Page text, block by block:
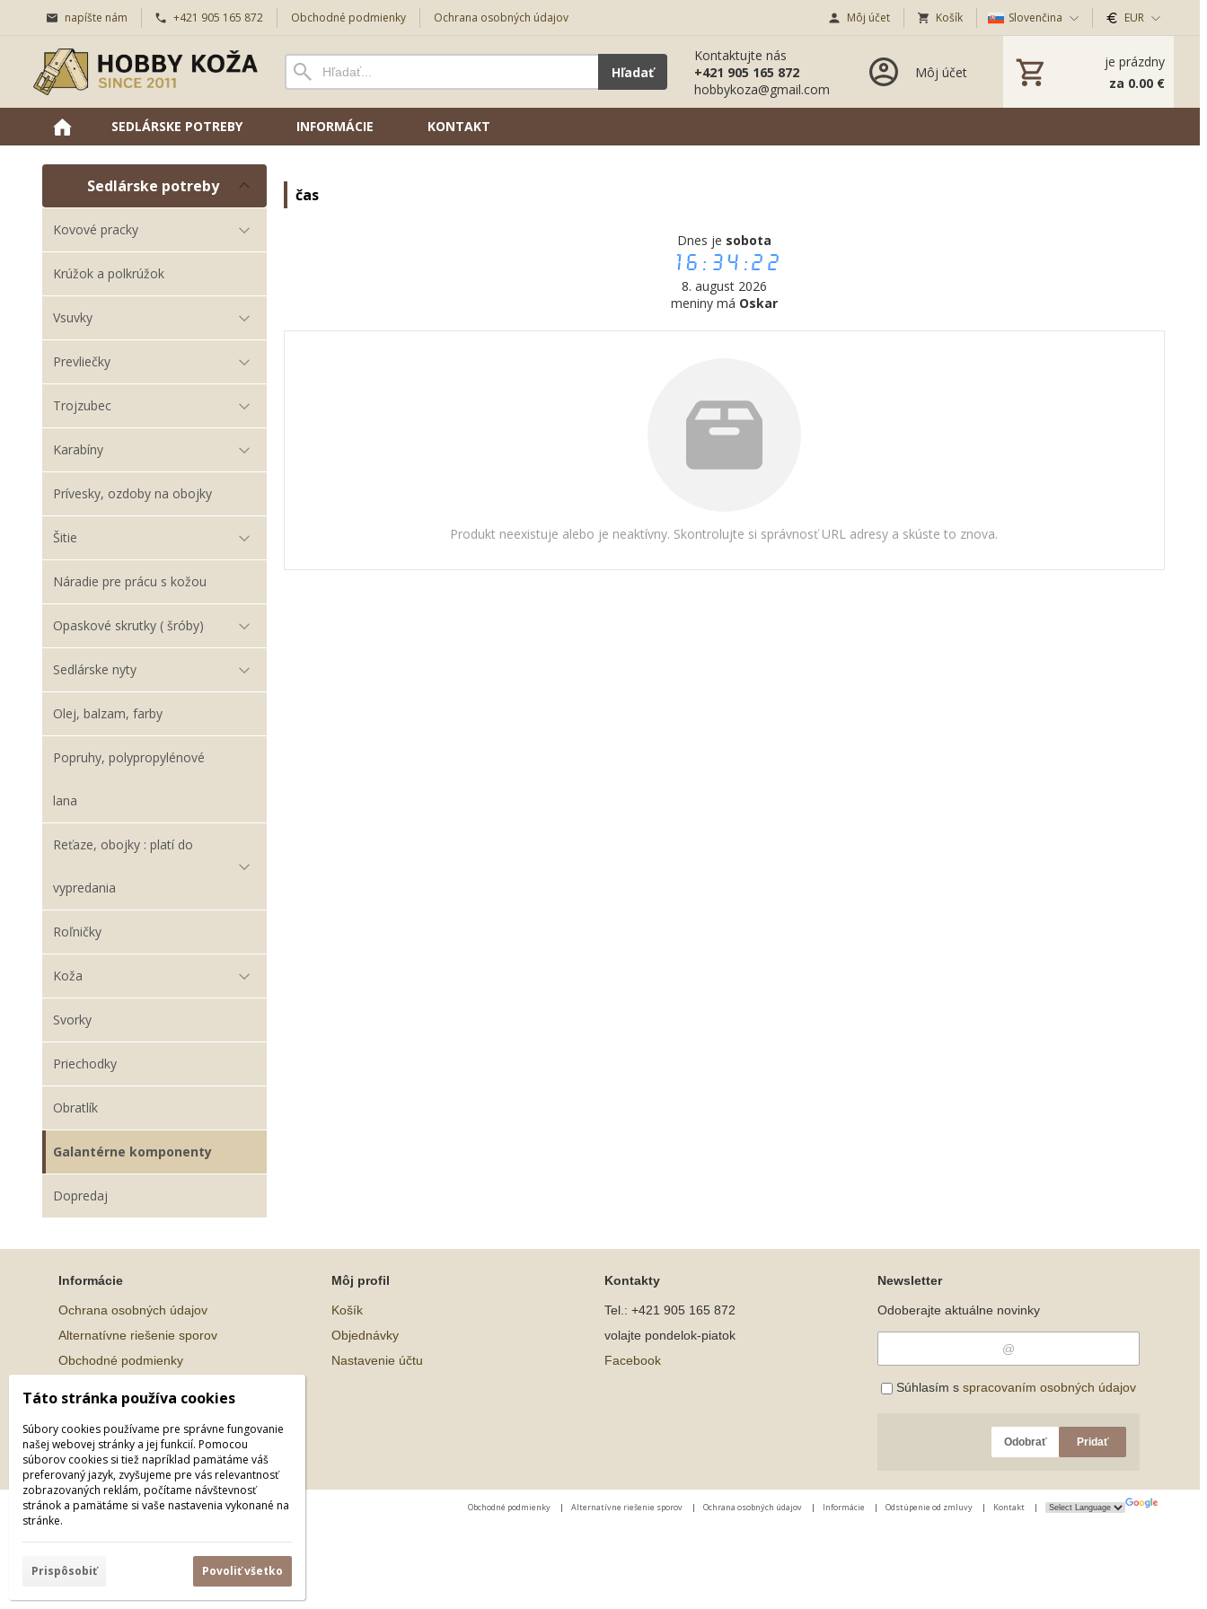
napíšte nám +421 905 165 872 Obchodné podmienky Ochrana osobných údajov Môj účet Košík Slovenčina EUR
Hľadať
Kontaktujte nás
+421 905 165 872
hobbykoza@gmail.com
Môj účet
je prázdny
za 0.00 €
SEDLÁRSKE POTREBY INFORMÁCIE KONTAKT
Sedlárske potreby
Kovové pracky
Krúžok a polkrúžok
Vsuvky
Prevliečky
Trojzubec
Karabíny
Prívesky, ozdoby na obojky
Šitie
Náradie pre prácu s kožou
Opaskové skrutky ( šróby)
Sedlárske nyty
Olej, balzam, farby
Popruhy, polypropylénové
lana
Reťaze, obojky : platí do
vypredania
Roľničky
Koža
Svorky
Priechodky
Obratlík
Galantérne komponenty
Dopredaj
čas
Dnes je sobota
16:34:22
8. august 2026
meniny má Oskar
Produkt neexistuje alebo je neaktívny. Skontrolujte si správnosť URL adresy a skúste to znova.
Informácie
Ochrana osobných údajov
Alternatívne riešenie sporov
Obchodné podmienky
Môj profil
Košík
Objednávky
Nastavenie účtu
Kontakty
Tel.: +421 905 165 872
volajte pondelok-piatok
Facebook
Newsletter
Odoberajte aktuálne novinky
Súhlasím s spracovaním osobných údajov
Odobrať Pridať
© 2026 WEXBO |www.wexbo.com|Prihlásiť Obchodné podmienky | Alternatívne riešenie sporov | Ochrana osobných údajov | Informácie | Odstúpenie od zmluvy | Kontakt |
Táto stránka používa cookies
Súbory cookies používame pre správne fungovanie
našej webovej stránky a jej funkcií. Pomocou
súborov cookies si tiež napríklad pamätáme váš
preferovaný jazyk, zvyšujeme pre vás relevantnosť
zobrazovaných reklám, počítame návštevnosť
stránok a pamätáme si vaše nastavenia vykonané na
stránke.
Prispôsobiť Povoliť všetko